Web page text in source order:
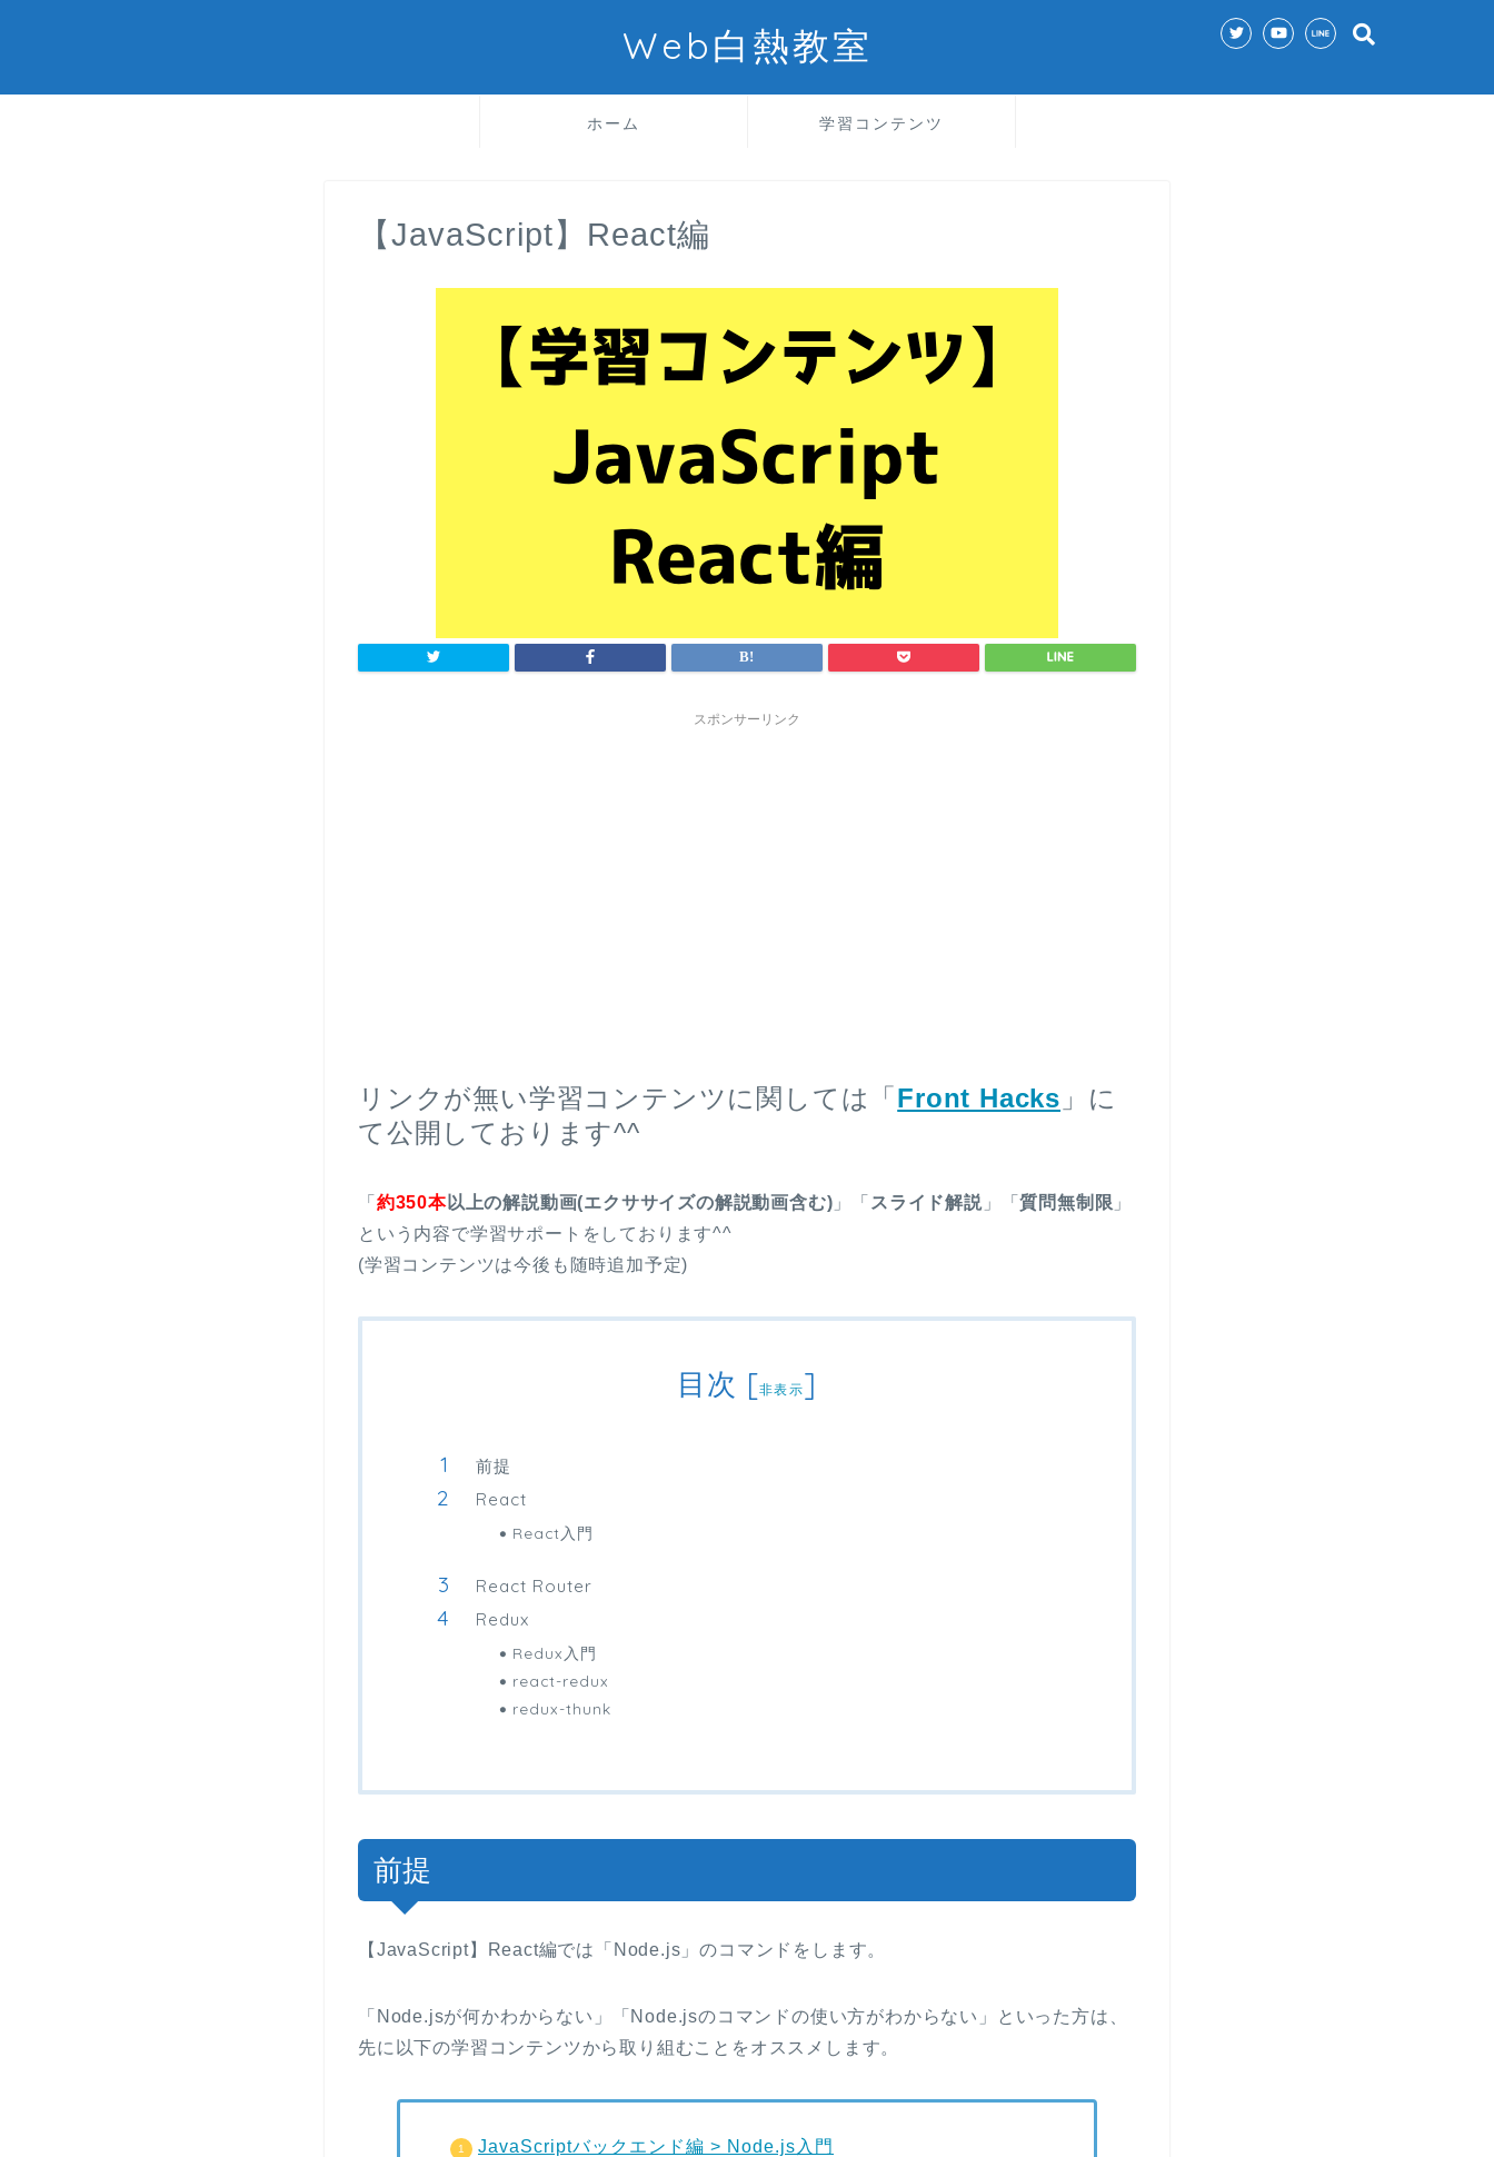
Web白熱教室
ホーム 学習コンテンツ
【JavaScript】React編
スポンサーリンク
リンクが無い学習コンテンツに関しては「 Front Hacks 」に
て公開しております^^
「 約350本以上の解説動画(エクササイズの解説動画含む) 」「 スライド解説 」「質問無制限 」
という内容で学習サポートをしております^^
(学習コンテンツは今後も随時追加予定)
目次 [非表示]
前提
React
React入門
React Router
Redux
Redux入門
react-redux
redux-thunk
前提
【JavaScript】React編では「Node.js」のコマンドをします。
「Node.jsが何かわからない」「Node.jsのコマンドの使い方がわからない」といった方は、
先に以下の学習コンテンツから取り組むことをオススメします。
JavaScriptバックエンド編 > Node.js入門